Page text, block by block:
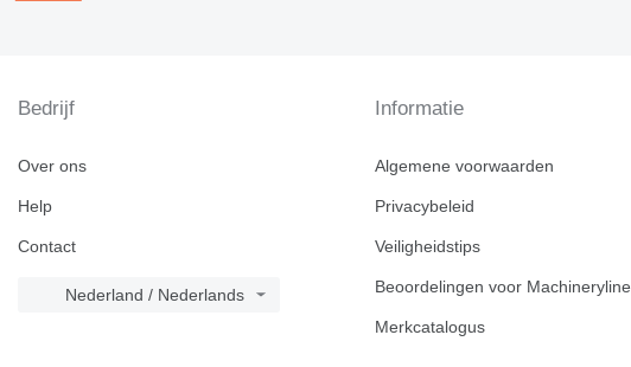
Bedrijf
Over ons
Help
Contact
Nederland / Nederlands
Informatie
Algemene voorwaarden
Privacybeleid
Veiligheidstips
Beoordelingen voor Machineryline
Merkcatalogus